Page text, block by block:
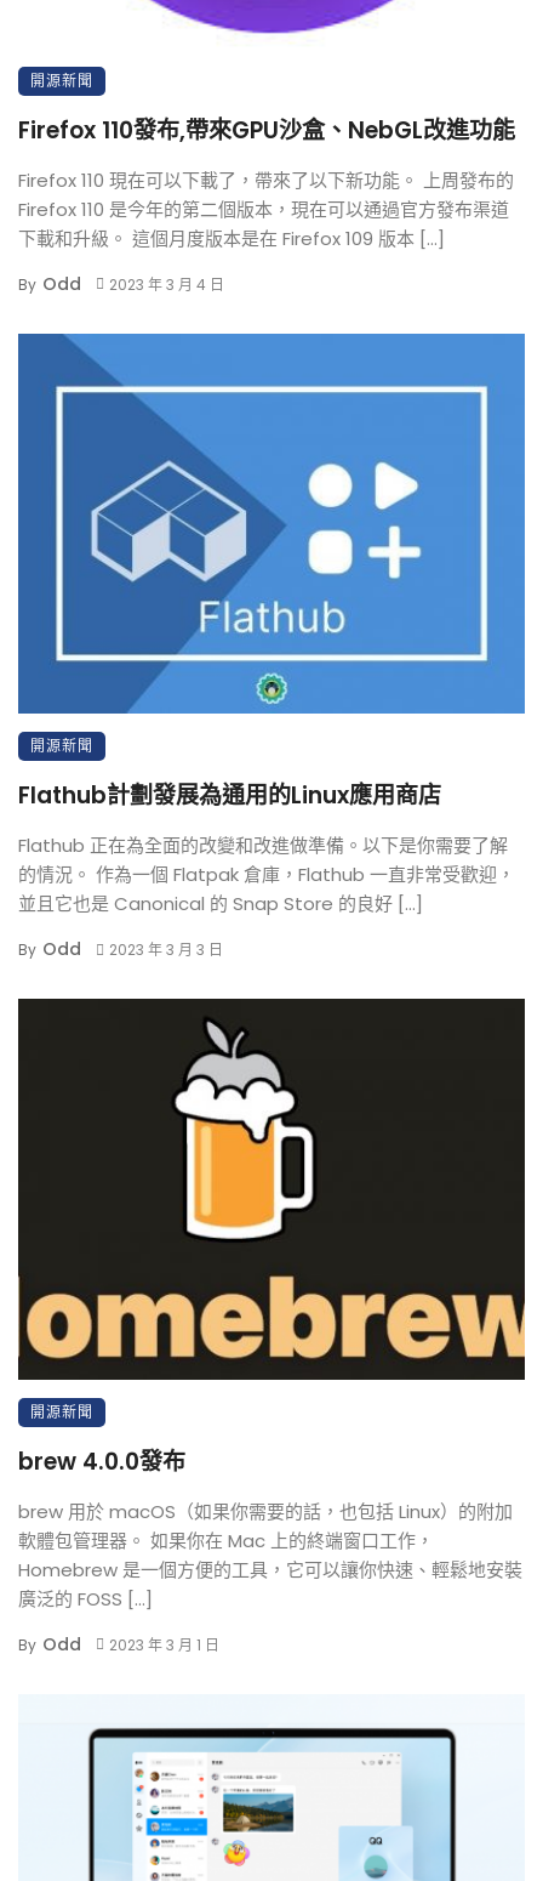
開源新聞
Firefox 110發布,帶來GPU沙盒、NebGL改進功能
Firefox 110 現在可以下載了，帶來了以下新功能。 上周發布的
Firefox 110 是今年的第二個版本，現在可以通過官方發布渠道
下載和升級。 這個月度版本是在 Firefox 109 版本 […]
By Odd 2023 年 3 月 4 日
開源新聞
Flathub計劃發展為通用的Linux應用商店
Flathub 正在為全面的改變和改進做準備。以下是你需要了解
的情況。 作為一個 Flatpak 倉庫，Flathub 一直非常受歡迎，
並且它也是 Canonical 的 Snap Store 的良好 […]
By Odd 2023 年 3 月 3 日
開源新聞
brew 4.0.0發布
brew 用於 macOS（如果你需要的話，也包括 Linux）的附加
軟體包管理器。 如果你在 Mac 上的終端窗口工作，
Homebrew 是一個方便的工具，它可以讓你快速、輕鬆地安裝
廣泛的 FOSS […]
By Odd 2023 年 3 月 1 日